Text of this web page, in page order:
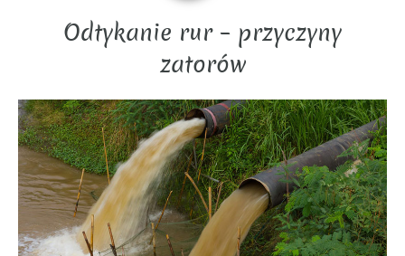
Odtykanie rur – przyczyny
zatorów